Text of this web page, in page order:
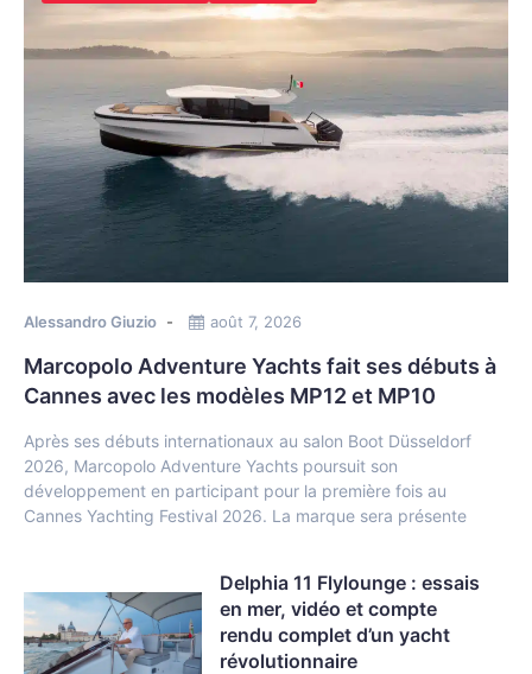
Alessandro Giuzio août 7, 2026
Marcopolo Adventure Yachts fait ses débuts à
Cannes avec les modèles MP12 et MP10
Après ses débuts internationaux au salon Boot Düsseldorf
2026, Marcopolo Adventure Yachts poursuit son
développement en participant pour la première fois au
Cannes Yachting Festival 2026. La marque sera présente
Delphia 11 Flylounge : essais
en mer, vidéo et compte
rendu complet d’un yacht
révolutionnaire